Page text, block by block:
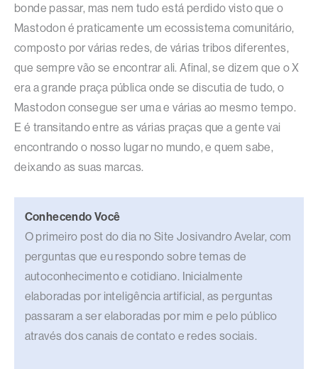
bonde passar, mas nem tudo está perdido visto que o
Mastodon é praticamente um ecossistema comunitário,
composto por várias redes, de várias tribos diferentes,
que sempre vão se encontrar ali. Afinal, se dizem que o X
era a grande praça pública onde se discutia de tudo, o
Mastodon consegue ser uma e várias ao mesmo tempo.
E é transitando entre as várias praças que a gente vai
encontrando o nosso lugar no mundo, e quem sabe,
deixando as suas marcas.
Conhecendo Você
O primeiro post do dia no Site Josivandro Avelar, com
perguntas que eu respondo sobre temas de
autoconhecimento e cotidiano. Inicialmente
elaboradas por inteligência artificial, as perguntas
passaram a ser elaboradas por mim e pelo público
através dos canais de contato e redes sociais.